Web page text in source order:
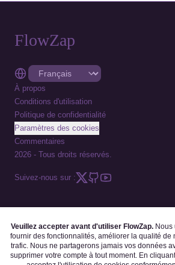
FlowZap
À propos
Conditions d'utilisation
Politique de confidentialité
Paramètres des cookies
Commentaires
2026 - Tous droits réservés.
Suivez-nous sur :
Veuillez accepter avant d'utiliser FlowZap. Nous
fournir des fonctionnalités, améliorer la qualité de
trafic. Nous ne partagerons jamais vos données
supprimer votre compte à tout moment. En
CODE FLOWZAP MODÈLES DE DIAGRAMMES
FAQ